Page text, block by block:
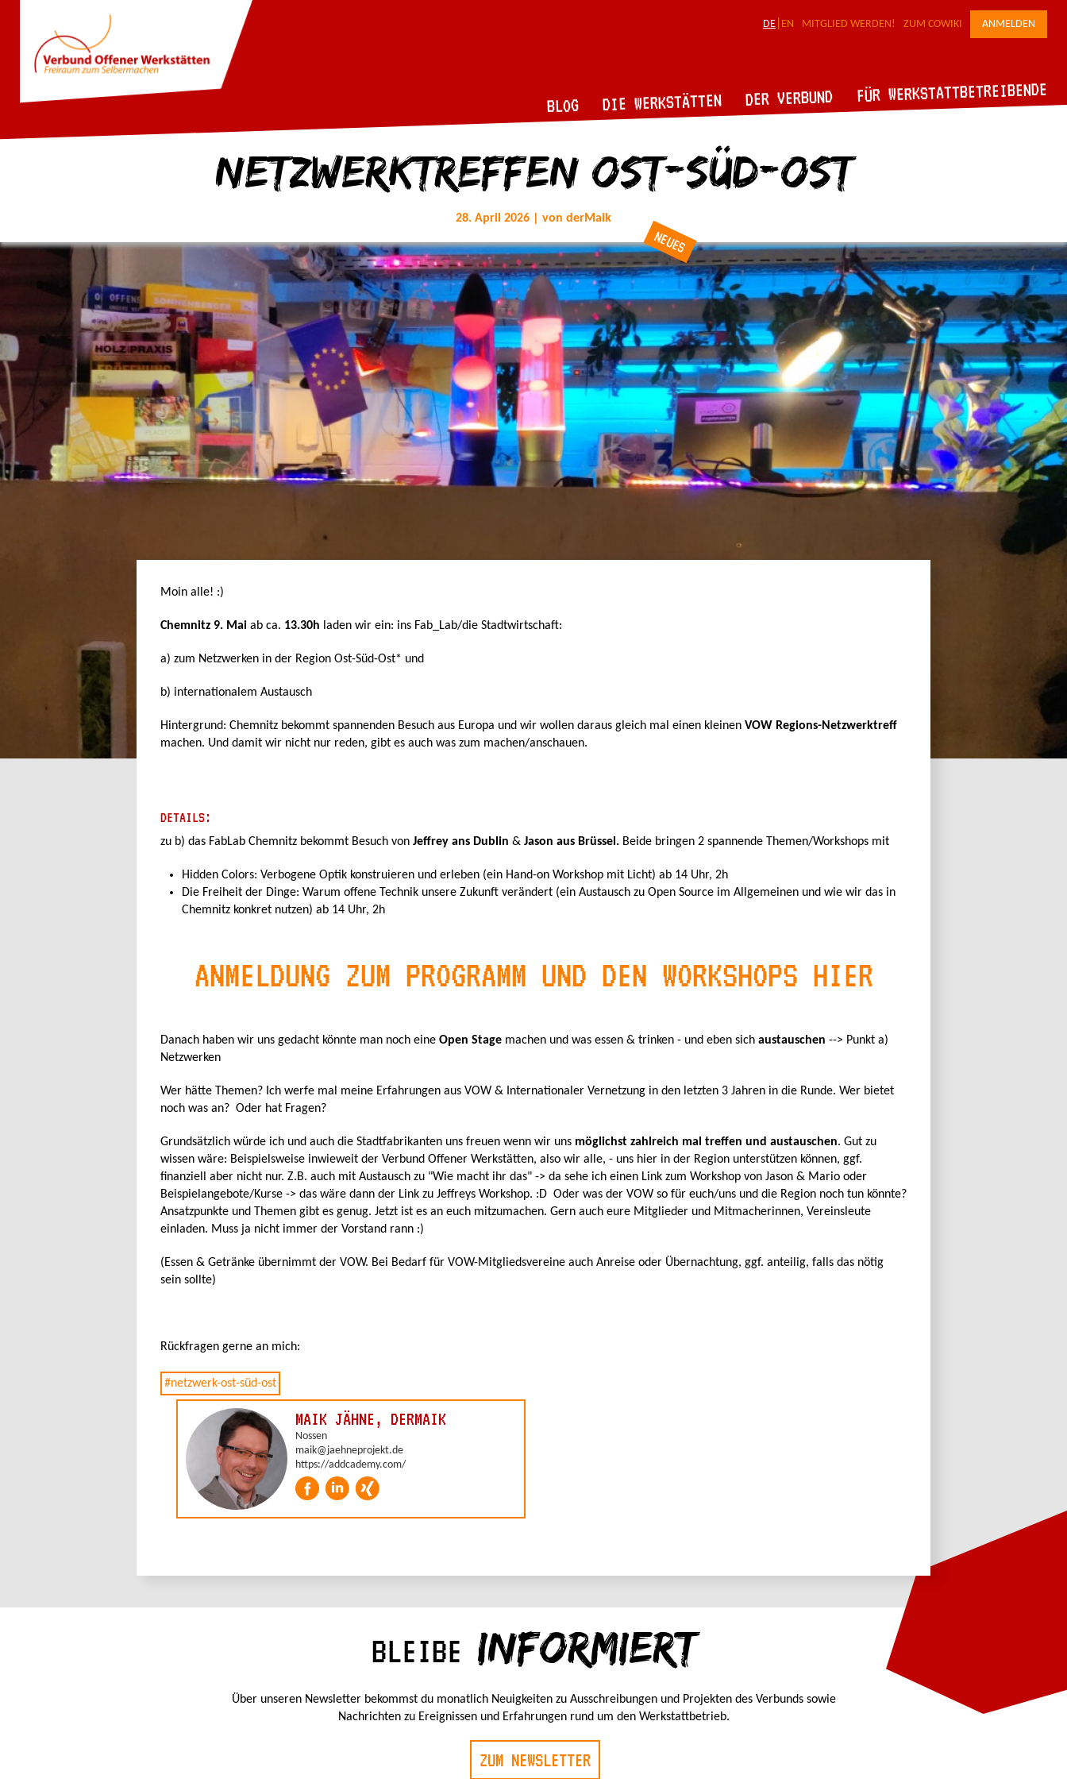
DE EN MITGLIED WERDEN! ZUM COWIKI ANMELDEN
BLOG DIE WERKSTÄTTEN DER VERBUND FÜR WERKSTATTBETREIBENDE
Netzwerktreffen Ost-Süd-Ost
28. April 2026 | von derMaik
NEUES
Moin alle! :)
Chemnitz 9. Mai ab ca. 13.30h laden wir ein: ins Fab_Lab/die Stadtwirtschaft:
a) zum Netzwerken in der Region Ost-Süd-Ost* und
b) internationalem Austausch
Hintergrund: Chemnitz bekommt spannenden Besuch aus Europa und wir wollen daraus gleich mal einen kleinen VOW Regions-Netzwerktreff
machen. Und damit wir nicht nur reden, gibt es auch was zum machen/anschauen.
DETAILS:
zu b) das FabLab Chemnitz bekommt Besuch von Jeffrey ans Dublin & Jason aus Brüssel. Beide bringen 2 spannende Themen/Workshops mit
Hidden Colors: Verbogene Optik konstruieren und erleben (ein Hand-on Workshop mit Licht) ab 14 Uhr, 2h
Die Freiheit der Dinge: Warum offene Technik unsere Zukunft verändert (ein Austausch zu Open Source im Allgemeinen und wie wir das in
Chemnitz konkret nutzen) ab 14 Uhr, 2h
ANMELDUNG ZUM PROGRAMM UND DEN WORKSHOPS HIER
Danach haben wir uns gedacht könnte man noch eine Open Stage machen und was essen & trinken - und eben sich austauschen --> Punkt a)
Netzwerken
Wer hätte Themen? Ich werfe mal meine Erfahrungen aus VOW & Internationaler Vernetzung in den letzten 3 Jahren in die Runde. Wer bietet
noch was an? Oder hat Fragen?
Grundsätzlich würde ich und auch die Stadtfabrikanten uns freuen wenn wir uns möglichst zahlreich mal treffen und austauschen. Gut zu
wissen wäre: Beispielsweise inwieweit der Verbund Offener Werkstätten, also wir alle, - uns hier in der Region unterstützen können, ggf.
finanziell aber nicht nur. Z.B. auch mit Austausch zu "Wie macht ihr das" -> da sehe ich einen Link zum Workshop von Jason & Mario oder
Beispielangebote/Kurse -> das wäre dann der Link zu Jeffreys Workshop. :D Oder was der VOW so für euch/uns und die Region noch tun könnte?
Ansatzpunkte und Themen gibt es genug. Jetzt ist es an euch mitzumachen. Gern auch eure Mitglieder und Mitmacherinnen, Vereinsleute
einladen. Muss ja nicht immer der Vorstand rann :)
(Essen & Getränke übernimmt der VOW. Bei Bedarf für VOW-Mitgliedsvereine auch Anreise oder Übernachtung, ggf. anteilig, falls das nötig
sein sollte)
Rückfragen gerne an mich:
BLEIBE INFORMIERT
Über unseren Newsletter bekommst du monatlich Neuigkeiten zu Ausschreibungen und Projekten des Verbunds sowie
Nachrichten zu Ereignissen und Erfahrungen rund um den Werkstattbetrieb.
ZUM NEWSLETTER